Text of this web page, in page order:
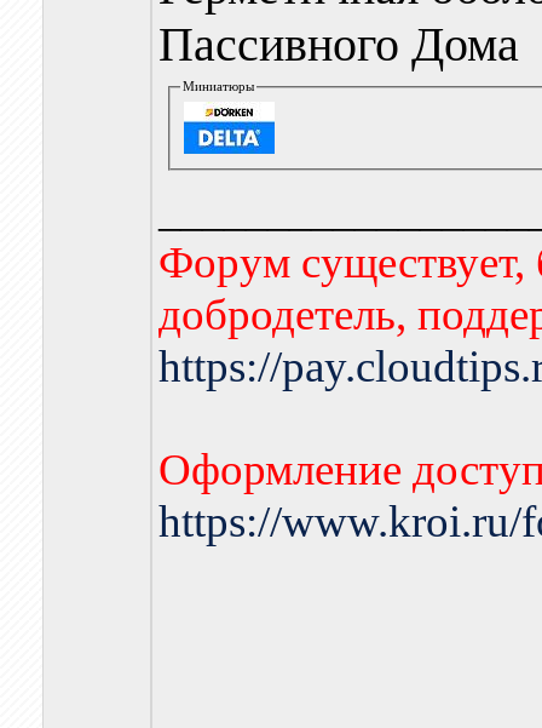
Пассивного Дома
Миниатюры
Форум существует,
добродетель,
https://
Оформление
https://www.kroi.ru/